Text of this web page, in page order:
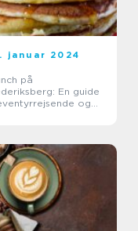
januar 2024
på
En guide
og